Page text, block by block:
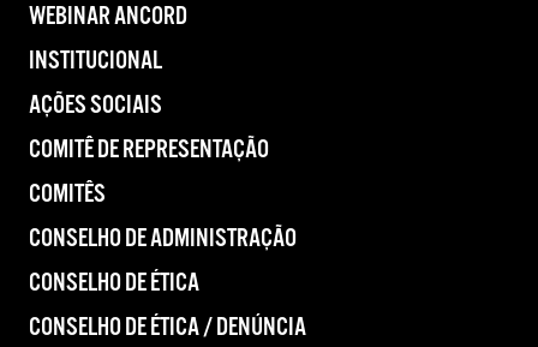
WEBINAR ANCORD
INSTITUCIONAL
AÇÕES SOCIAIS
COMITÊ DE REPRESENTAÇÃO
COMITÊS
CONSELHO DE ADMINISTRAÇÃO
CONSELHO DE ÉTICA
CONSELHO DE ÉTICA / DENÚNCIA